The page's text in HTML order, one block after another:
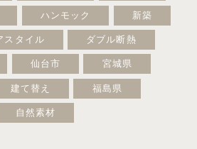
ハンモック 新築
スタイル ダブル断熱
仙台市 宮城県
建て替え 福島県
自然素材